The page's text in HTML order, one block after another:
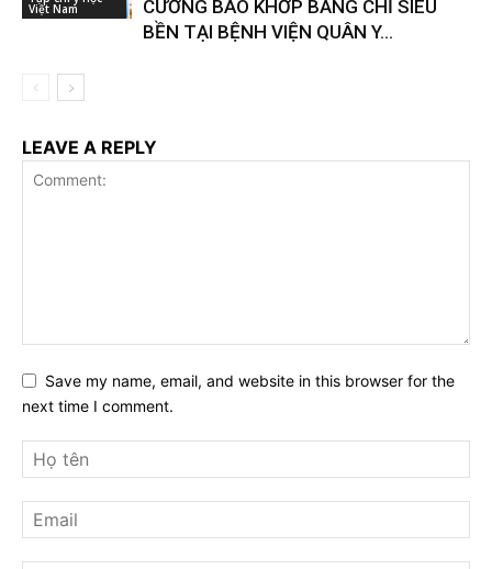
Việt Nam
CƯỜNG BAO KHỚP BẰNG CHỈ SIÊU
BỀN TẠI BỆNH VIỆN QUÂN Y...
LEAVE A REPLY
Save my name, email, and website in this browser for the
next time I comment.